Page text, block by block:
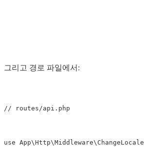
그리고 경로 파일에서:
// routes/api.php
use App\Http\Middleware\ChangeLocale